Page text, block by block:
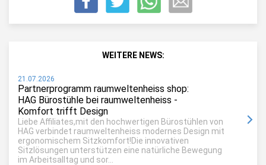
WEITERE NEWS:
21.07.2026
Partnerprogramm raumweltenheiss shop:
HAG Bürostühle bei raumweltenheiss -
Komfort trifft Design
Liebe Affiliates,mit den hochwertigen Bürostühlen von
HAG verbindet raumweltenheiss modernes Design mit
ergonomischem Sitzkomfort!Die innovativen
Sitzlösungen unterstützen eine natürliche Bewegung
im Arbeitsalltag und sor...